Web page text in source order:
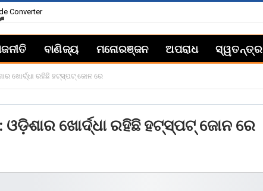
Converter
ବାଣିଜ୍ୟ ମନୋରଞ୍ଜନ ଅପରାଧ ସ୍ୱତନ୍ତ୍ର
ଖୋର୍ଦ୍ଧା ରହିଛି ହଟ୍‌ସ୍ପଟ୍ ଜୋନ ରେ
ଖୋର୍ଦ୍ଧା ରହିଛି ହଟ୍‌ସ୍ପଟ୍ ଜୋନ ରେ